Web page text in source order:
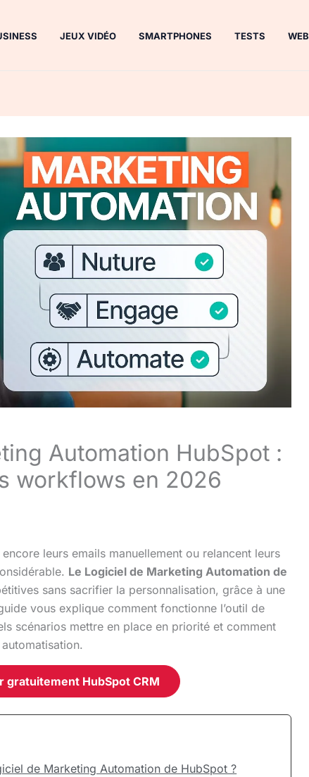
JEUX VIDÉO SMARTPHONES TESTS WEB
Automation HubSpot :
workflows en 2026
leurs emails manuellement ou relancent leurs
Le Logiciel de Marketing Automation de
sans sacrifier la personnalisation, grâce à une
vous explique comment fonctionne l’outil de
scénarios mettre en place en priorité et comment
gratuitement HubSpot CRM
de Marketing Automation de HubSpot ?